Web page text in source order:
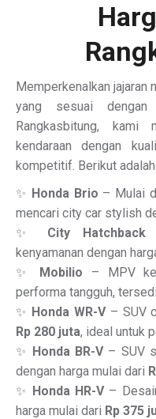
Memperkenalkan jajaran
yang sesuai
Rangkasbitung, kami
kendaraan dengan
kompetitif. Berikut
✨ Honda Brio – Mulai
mencari city car stylish
✨ City Hatchback
kenyamanan dengan
✨ Mobilio – MPV
performa tangguh,
✨ Honda WR-V– SUV
Rp 280 juta, ideal untuk
✨ Honda BR-V– SUV
dengan harga mulai dari
✨ Honda HR-V–
harga mulai dari Rp 375